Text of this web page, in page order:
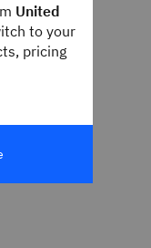
United
to your
pricing